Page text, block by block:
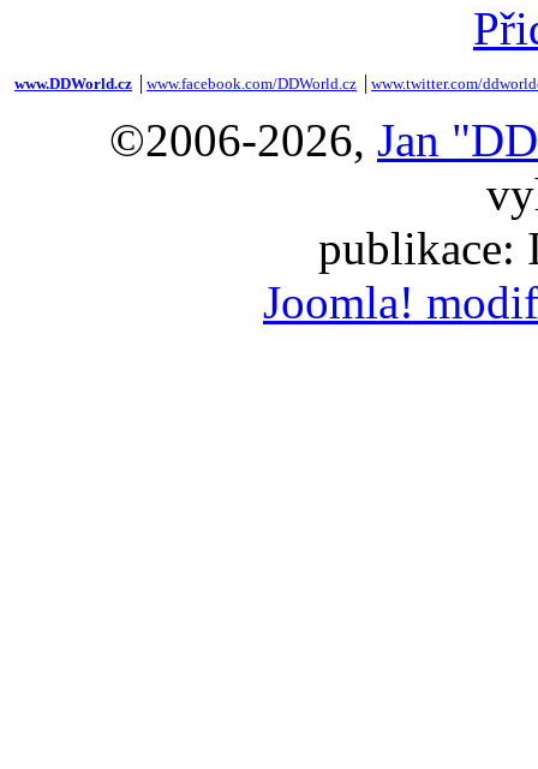
www.DDWorld.cz www.facebook.com/DDWorld.cz www.twitter.com/
©2006-2026, Jan
publikace:
Joomla!